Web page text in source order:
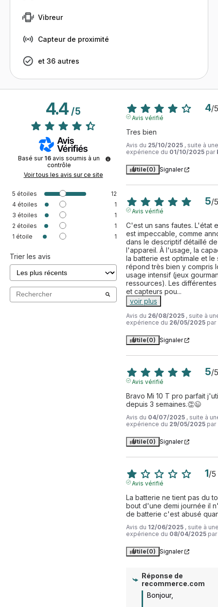
Vibreur
Capteur de proximité
et 36 autres
4.4/5
Basé sur 16 avis soumis à un
contrôle
Voir tous les avis sur ce site
5 étoiles
12
4 étoiles
1
3 étoiles
1
2 étoiles
1
1 étoile 1
Trier les avis
4/5
Avis vérifié
Tres bien
Avis du 25/10/2025 , suite à une
expérience du 01/10/2025 par
Utile(0) Signaler
5/5
Avis vérifié
C'est un sans fautes. L'état
est impeccable, comme
dans le descriptif détaillé de
l'appareil. À l'usage, la
la batterie est optimale et le
répond très bien y compris
usage intensif (jeux
ressources). Les différentes
et capteurs pou...
voir plus
Avis du 26/08/2025 , suite à
expérience du 26/05/2025 par
Utile(0) Signaler
5/5
Avis vérifié
Bravo Mi 10 T pro parfait
depuis 3 semaines.👏😉
Avis du 04/07/2025 , suite à
expérience du 29/05/2025 par
Utile(0) Signaler
1/5
Avis vérifié
La batterie ne tient pas du
bout d'une demi journée il
de batterie c'est abusé
Avis du 12/06/2025 , suite à
expérience du 08/04/2025 par
Utile(0) Signaler
Réponse de
recommerce.com
Bonjour,